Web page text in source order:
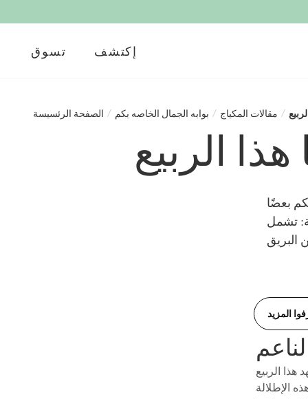
تسوق إكتشف
الصفحة الرئسيسة / بوابه الجمال الخاصه بكم / مقالات المكياج /
بعضًا
تشمل
المزيد
الربيع
الإطلالة